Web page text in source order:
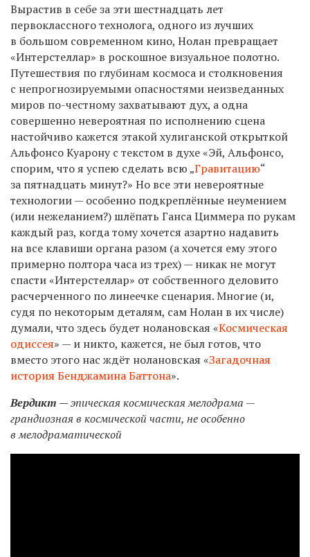
Вырастив в себе за эти шестнадцать лет
первоклассного технолога, одного из лучших
в большом современном кино, Нолан превращает
«Интерстеллар» в роскошное визуальное полотно.
Путешествия по глубинам космоса и столкновения
с непрогнозируемыми опасностями неизведанных
миров по-честному захватывают дух, а одна
совершенно невероятная по исполнению сцена
настойчиво кажется этакой хулиганской открыткой
Альфонсо Куарону с текстом в духе «Эй, Альфонсо,
спорим, что я успею сделать всю „Гравитацию“
за пятнадцать минут?» Но все эти невероятные
технологии — особенно подкреплённые неумением
(или нежеланием?) шлёпать Ганса Циммера по рукам
каждый раз, когда тому хочется азартно надавить
на все клавиши органа разом (а хочется ему этого
примерно полтора часа из трех) — никак не могут
спасти «Интерстеллар» от собственного деловито
расчерченного по линеечке сценария. Многие (и,
судя по некоторым деталям, сам Нолан в их числе)
думали, что здесь будет нолановская «Космическая
одиссея» — и никто, кажется, не был готов, что
вместо этого нас ждёт нолановская «Загадочная
история Бенджамина Баттона».
Вердикт —эпическая космическая мелодрама —
грандиозная в космической части, не особенно
в мелодраматической